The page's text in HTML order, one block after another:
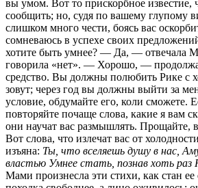
вы умом. Вот то прискорбное известие,
сообщить; но, судя по вашему глупому
слишком много чести, боясь вас
сомневаюсь в успехе своих
хотите быть умнее? — Да, — отвечала
говорила «нет». — Хорошо, —
средство. Вы должны полюбить Рике с
зовут; через год вы должны выйти за
условие, обдумайте его, коли сможете.
повторяйте почаще слова, какие я вам
они научат вас размышлять. Прощайте,
Вот слова, что излечат вас от
изъяна: Ты, что вселяешь душу в нас,
властью Умнее стать, познав хоть раз